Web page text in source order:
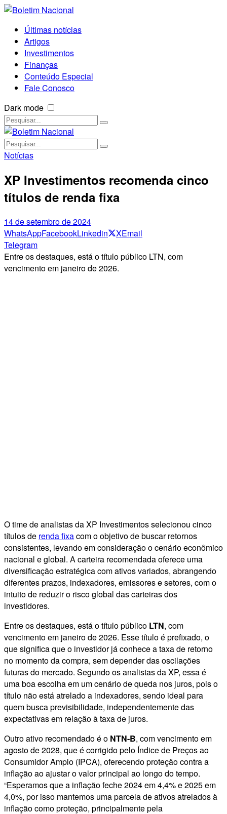
Últimas notícias
Artigos
Investimentos
Finanças
Conteúdo Especial
Fale Conosco
Dark mode
Notícias
XP Investimentos recomenda cinco
títulos de renda fixa
14 de setembro de 2024
WhatsAppFacebookLinkedin XEmail
Telegram
Entre os destaques, está o título público LTN, com
vencimento em janeiro de 2026.
O time de analistas da XP Investimentos selecionou cinco
títulos de renda fixacom o objetivo de buscar retornos
consistentes, levando em consideração o cenário econômico
nacional e global. A carteira recomendada oferece uma
diversificação estratégica com ativos variados, abrangendo
diferentes prazos, indexadores, emissores e setores, com o
intuito de reduzir o risco global das carteiras dos
investidores.
Entre os destaques, está o título público LTN, com
vencimento em janeiro de 2026. Esse título é prefixado, o
que significa que o investidor já conhece a taxa de retorno
no momento da compra, sem depender das oscilações
futuras do mercado. Segundo os analistas da XP, essa é
uma boa escolha em um cenário de queda nos juros, pois o
título não está atrelado a indexadores, sendo ideal para
quem busca previsibilidade, independentemente das
expectativas em relação à taxa de juros.
Outro ativo recomendado é o NTN-B, com vencimento em
agosto de 2028, que é corrigido pelo Índice de Preços ao
Consumidor Amplo (IPCA), oferecendo proteção contra a
inflação ao ajustar o valor principal ao longo do tempo.
“Esperamos que a inflação feche 2024 em 4,4% e 2025 em
4,0%, por isso mantemos uma parcela de ativos atrelados à
inflação como proteção, principalmente pela